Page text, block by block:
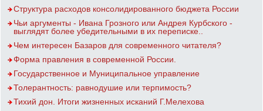
Структура расходов консолидированного бюджета России
Чьи аргументы - Ивана Грозного или Андрея Курбского -
выглядят более убедительными в их переписке..
Чем интересен Базаров для современного читателя?
Форма правления в современной России.
Государственное и Муниципальное управление
Толерантность: равнодушие или терпимость?
Тихий дон. Итоги жизненных исканий Г.Мелехова